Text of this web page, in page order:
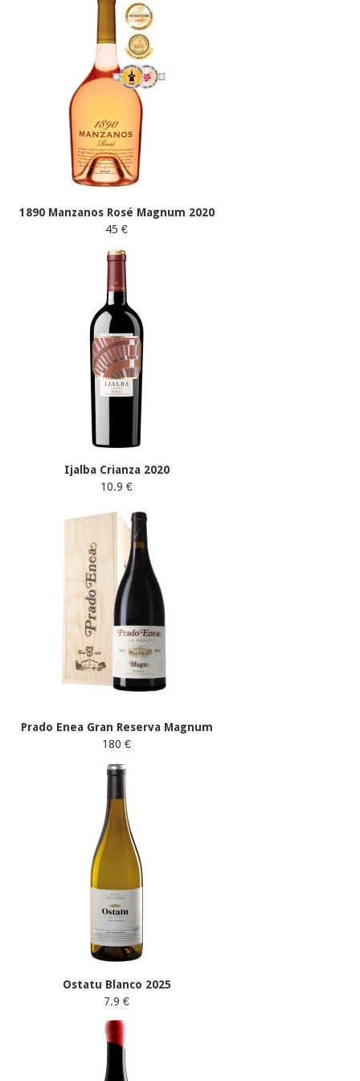
1890 Manzanos Rosé Magnum 2020
45 €
Ijalba Crianza 2020
10.9 €
Prado Enea Gran Reserva Magnum
180 €
Ostatu Blanco 2025
7.9 €